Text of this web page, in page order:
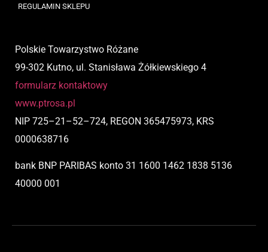
REGULAMIN SKLEPU
Polskie Towarzystwo Różane
99-302 Kutno, ul. Stanisława Żółkiewskiego 4
formularz kontaktowy
www.ptrosa.pl
NIP 725–21 –52–724, REGON 365475973, KRS
0000638716
bank BNP PARIBAS konto 31 1600 1462 1838 5136
40000 001